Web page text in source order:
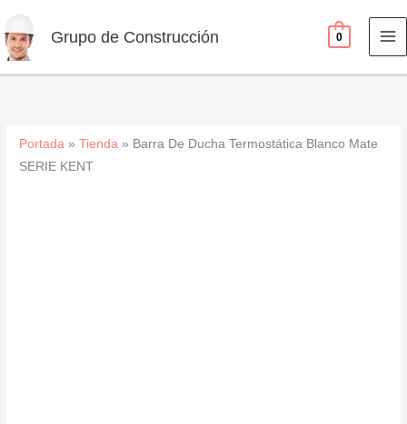
al
contenido
Grupo de Construcción 0
Portada »Tienda » Barra De Ducha Termostática Blanco Mate
SERIE KENT
SERIE
KENT